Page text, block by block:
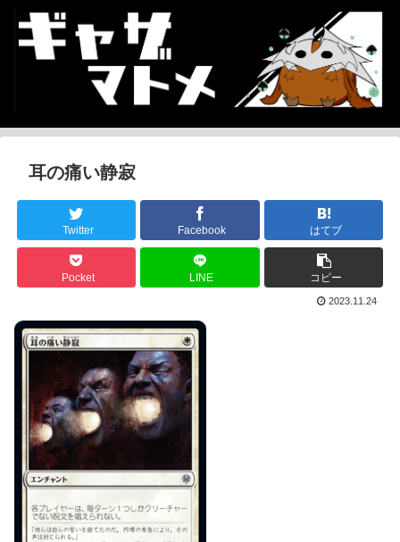
耳の痛い静寂
Twitter Facebook はてブ
Pocket LINE コピー
2023.11.24